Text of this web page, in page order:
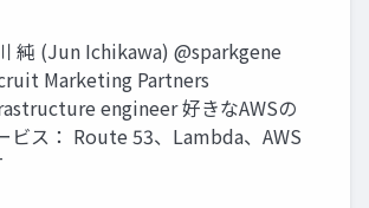
純 (Jun Ichikawa) @sparkgene
Marketing Partners
engineer 好きなAWSの
ビス： Route 53、Lambda、AWS